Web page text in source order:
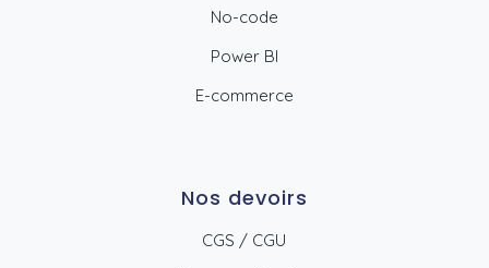
No-code
Power BI
E-commerce
Nos devoirs
CGS / CGU